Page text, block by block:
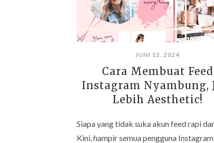
JUNI 13, 2024
Cara Membuat Feed
Instagram Nyambung,
Lebih Aesthetic!
Siapa yang tidak suka akun feed rapi
Kini, hampir semua pengguna Instagram